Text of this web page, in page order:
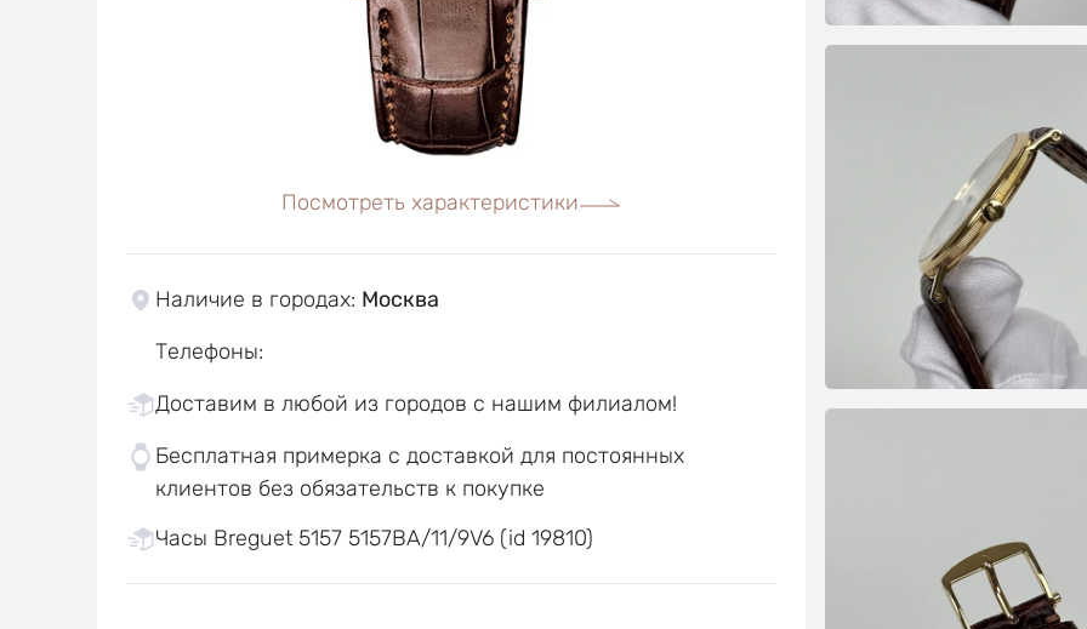
Посмотреть характеристики
Наличие в городах: Москва
Телефоны:
Доставим в любой из городов с нашим филиалом!
Бесплатная примерка с доставкой для постоянных
клиентов без обязательств к покупке
Часы Breguet 5157 5157BA/11/9V6 (id 19810)